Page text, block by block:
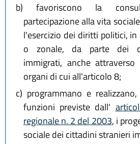
b) favoriscono la
partecipazione alla vita
l'esercizio dei diritti politici,
o zonale, da parte dei
immigrati, anche
organi di cui all'articolo 8;
c) programmano e
funzioni previste dall'
regionale n. 2 del 2003, i
sociale dei cittadini stranieri